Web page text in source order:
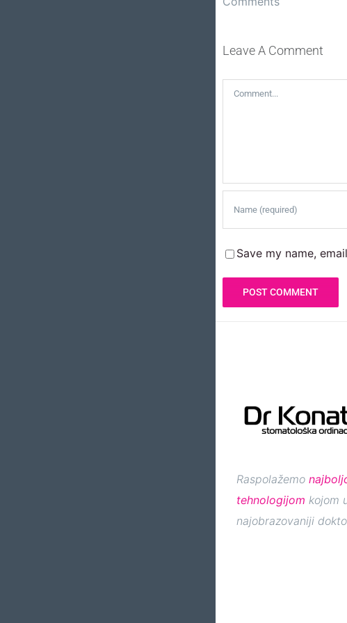
Leave A Comment
Comment
Save my name,
Raspolažemo
tehnologijom kojom
najobrazovaniji